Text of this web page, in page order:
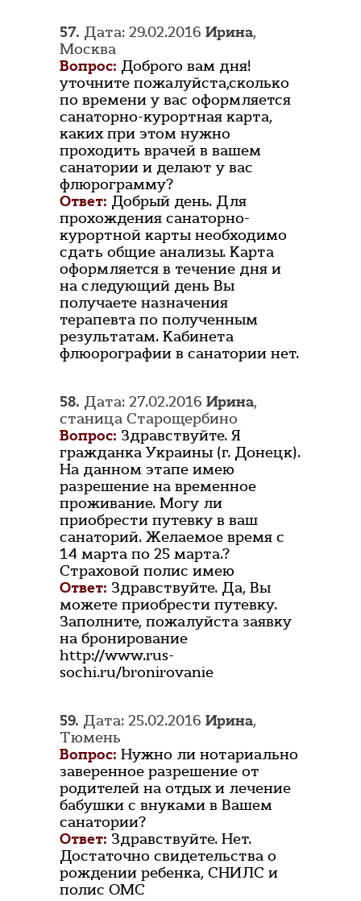
57. Дата: 29.02.2016 Ирина,
Москва
Вопрос: Доброго вам дня!
уточните пожалуйста,сколько
по времени у вас оформляется
санаторно-курортная карта,
каких при этом нужно
проходить врачей в вашем
санатории и делают у вас
флюрограмму?
Ответ: Добрый день. Для
прохождения санаторно-
курортной карты необходимо
сдать общие анализы. Карта
оформляется в течение дня и
на следующий день Вы
получаете назначения
терапевта по полученным
результатам. Кабинета
флюорографии в санатории нет.
58. Дата: 27.02.2016 Ирина,
станица Старощербино
Вопрос: Здравствуйте. Я
гражданка Украины (г. Донецк).
На данном этапе имею
разрешение на временное
проживание. Могу ли
приобрести путевку в ваш
санаторий. Желаемое время с
14 марта по 25 марта.?
Страховой полис имею
Ответ: Здравствуйте. Да, Вы
можете приобрести путевку.
Заполните, пожалуйста заявку
на бронирование
http://www.rus-
sochi.ru/bronirovanie
59. Дата: 25.02.2016 Ирина,
Тюмень
Вопрос: Нужно ли нотариально
заверенное разрешение от
родителей на отдых и лечение
бабушки с внуками в Вашем
санатории?
Ответ: Здравствуйте. Нет.
Достаточно свидетельства о
рождении ребенка, СНИЛС и
полис ОМС